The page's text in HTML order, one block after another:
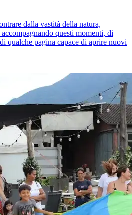
dalla vastità della natura,
questi momenti, di
qualche pagina capace di aprire nuovi